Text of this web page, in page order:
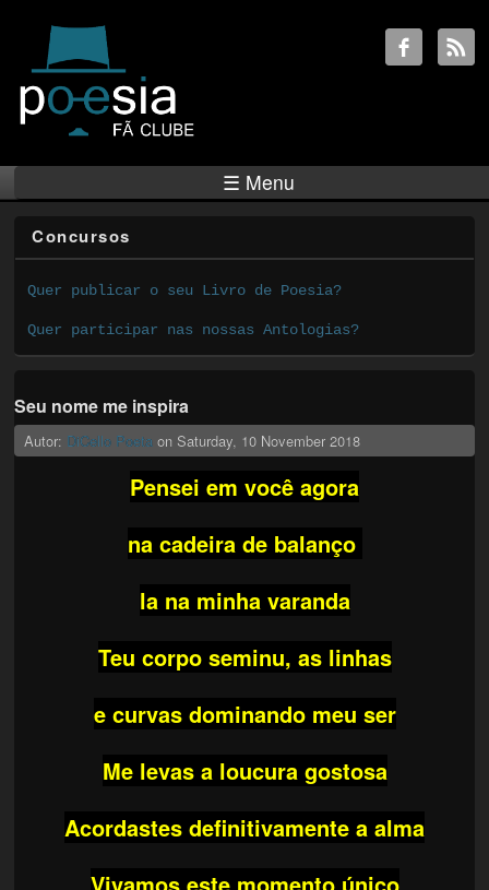
☰ Menu
Concursos
Quer publicar o seu Livro de Poesia?
Quer participar nas nossas Antologias?
Seu nome me inspira
Autor: DiCello Poeta on Saturday, 10 November 2018
Pensei em você agora
na cadeira de balanço
la na minha varanda
Teu corpo seminu, as linhas
e curvas dominando meu ser
Me levas a loucura gostosa
Acordastes definitivamente a alma